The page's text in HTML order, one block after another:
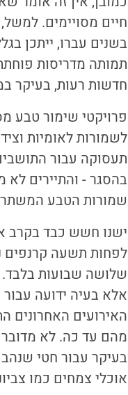
חיים מסויימים.
חדשות רעות, בעיקר
פרויקטי שימור טבע
לשמורות לאומיות
תעסוקה עבור
בהסגר - והתיירים
שמורות הטבע
ישנו חשש כבד בקרב
לפחות תשעה קרנפים
אלא בעיה ידועה
האירועים האחרונים
מהם עד כה. לא מדובר
בעיקר עבור חטי
אוכלי צמחים כמו